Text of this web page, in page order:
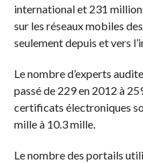
international et 231
sur les réseaux mobiles
seulement depuis et vers
Le nombre d’experts
passé de 229 en 2012 à
certificats électroniques
mille à 10.3 mille.
Le nombre des portails